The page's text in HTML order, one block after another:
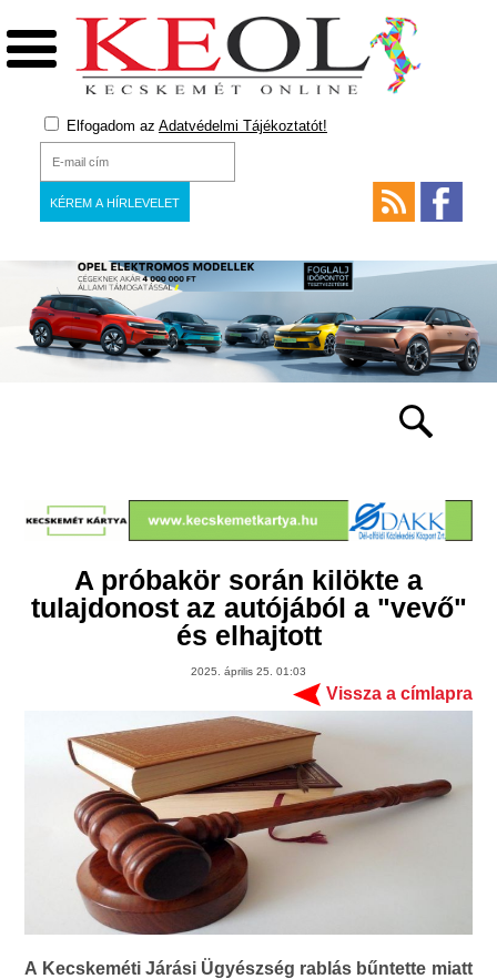
Elfogadom az Adatvédelmi Tájékoztatót!
A próbakör során kilökte a
tulajdonost az autójából a "vevő"
és elhajtott
2025. április 25. 01:03
Vissza a címlapra
A Kecskeméti Járási Ügyészség rablás bűntette miatt